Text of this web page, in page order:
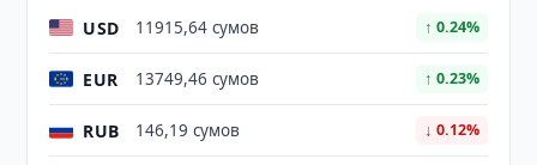
USD 11915,64 сумов ↑ 0.24%
EUR 13749,46 сумов ↑ 0.23%
RUB 146,19 сумов ↓ 0.12%